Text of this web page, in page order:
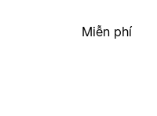
Miễn phí